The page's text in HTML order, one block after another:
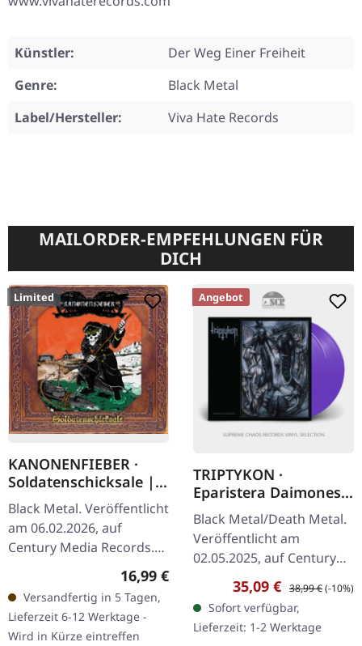
Künstler:
Der Weg Einer Freiheit
Genre:
Black Metal
Label/Hersteller:
Viva Hate Records
MAILORDER-EMPFEHLUNGEN FÜR
DICH
Limited
KANONENFIEBER ·
Soldatenschicksale |
MEDIABOOK CD
Black Metal. Veröffentlicht
am 06.02.2026, auf
Century Media Records.
Kanonenfieber liefert mit
„Soldatenschicksale" ein…
Regulärer Preis:
16,99 €
Versandfertig in 5 Tagen,
Lieferzeit 6-12 Werktage -
Wird in Kürze eintreffen
Angebot
TRIPTYKON ·
Eparistera Daimones
(Re-Issue 2025) |
LILAC 2LP
Black Metal/Death Metal.
Veröffentlicht am
02.05.2025, auf Century
Media Records. Lilanes
Doppel-Vinyl im Gatefold-
Cover, bedruckte
Innenhüllen, 2…
Verkaufspreis:
35,09 € Regulärer Preis:
38,99 €(-10%)
Sofort verfügbar,
Lieferzeit: 1-2 Werktage